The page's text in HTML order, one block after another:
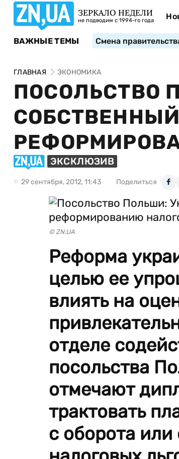
ЗЕРКАЛО НЕДЕЛИ
не подводим с 1994-го года
ВАЖНЫЕ ТЕМЫ Смена
ГЛАВНАЯ ЭКОНОМИКА
ПОСОЛЬСТВО
ЭКСКЛЮЗИВ
29 сентября, 2012, 11:43 Поделиться
© ZN.UA
Реформа
целью ее
влиять на
отделе
посольства
отмечают
трактовать
с оборота